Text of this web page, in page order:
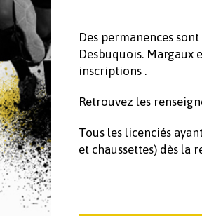
Des permanences
Desbuquois. Margaux
inscriptions .
Retrouvez les
Tous les licenciés
et chaussettes) dès la